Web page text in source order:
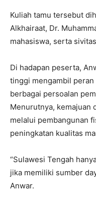
Kuliah tamu tersebut
Alkhairaat, Dr.
mahasiswa, serta
Di hadapan peserta,
tinggi mengambil
berbagai persoalan
Menurutnya, kemajuan
melalui pembangunan
peningkatan kualitas
“Sulawesi Tengah
jika memiliki sumber
Anwar.